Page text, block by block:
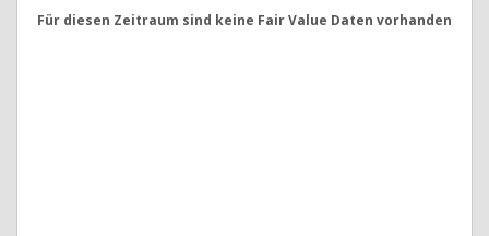
Für diesen Zeitraum sind keine Fair Value Daten vorhanden